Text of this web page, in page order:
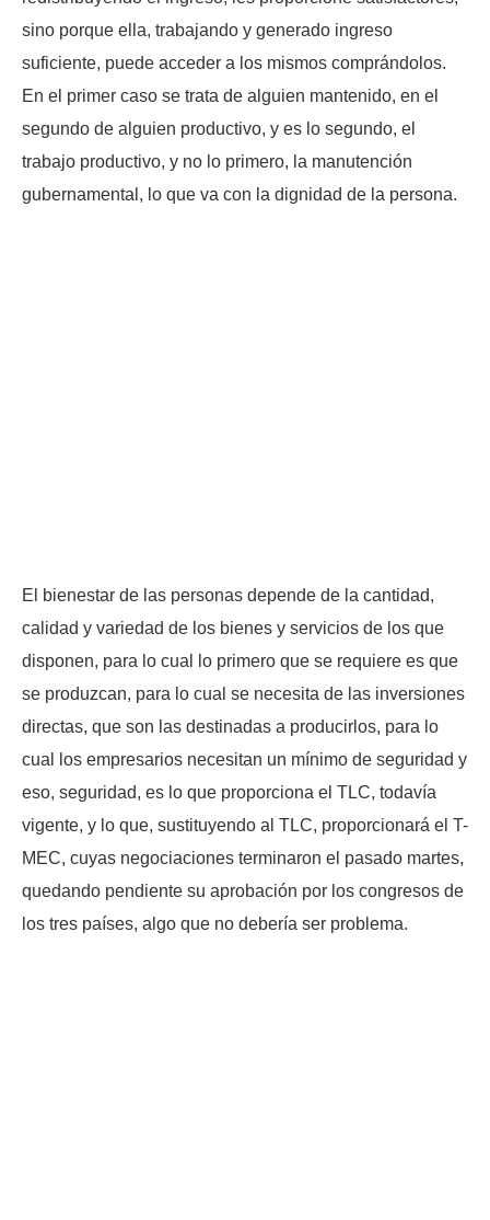
sino porque ella, trabajando y generado ingreso
suficiente, puede acceder a los mismos comprándolos.
En el primer caso se trata de alguien mantenido, en el
segundo de alguien productivo, y es lo segundo, el
trabajo productivo, y no lo primero, la manutención
gubernamental, lo que va con la dignidad de la persona.
El bienestar de las personas depende de la cantidad,
calidad y variedad de los bienes y servicios de los que
disponen, para lo cual lo primero que se requiere es que
se produzcan, para lo cual se necesita de las inversiones
directas, que son las destinadas a producirlos, para lo
cual los empresarios necesitan un mínimo de seguridad y
eso, seguridad, es lo que proporciona el TLC, todavía
vigente, y lo que, sustituyendo al TLC, proporcionará el T-
MEC, cuyas negociaciones terminaron el pasado martes,
quedando pendiente su aprobación por los congresos de
los tres países, algo que no debería ser problema.